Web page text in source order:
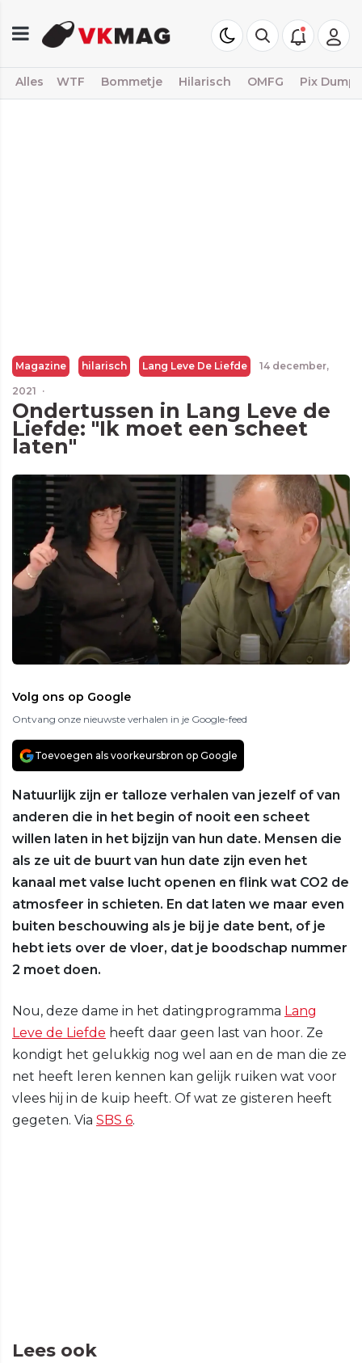
Alles WTF Bommetje Hilarisch OMFG Pix Dump
Magazine hilarisch Lang Leve De Liefde 14 december,
2021 ·
Ondertussen in Lang Leve de
Liefde: "Ik moet een scheet
laten"
Volg ons op Google
Ontvang onze nieuwste verhalen in je Google-feed
Toevoegen als voorkeursbron op Google
Natuurlijk zijn er talloze verhalen van jezelf of van
anderen die in het begin of nooit een scheet
willen laten in het bijzijn van hun date. Mensen die
als ze uit de buurt van hun date zijn even het
kanaal met valse lucht openen en flink wat CO2 de
atmosfeer in schieten. En dat laten we maar even
buiten beschouwing als je bij je date bent, of je
hebt iets over de vloer, dat je boodschap nummer
2 moet doen.
Nou, deze dame in het datingprogramma Lang
Leve de Liefde heeft daar geen last van hoor. Ze
kondigt het gelukkig nog wel aan en de man die ze
net heeft leren kennen kan gelijk ruiken wat voor
vlees hij in de kuip heeft. Of wat ze gisteren heeft
gegeten. Via SBS 6.
Lees ook